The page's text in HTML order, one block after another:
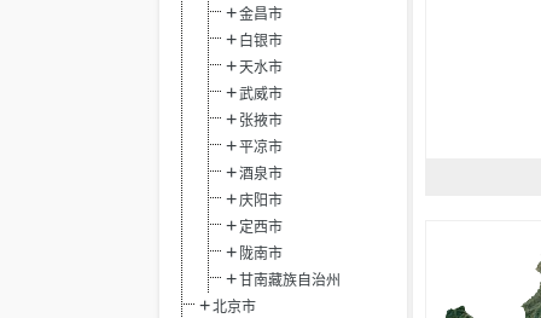
金昌市
白银市
天水市
武威市
张掖市
平凉市
酒泉市
庆阳市
定西市
陇南市
甘南藏族自治州
北京市